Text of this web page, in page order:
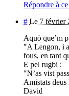
Répondre à ce
# Le 7 février
Aquò que’m
"A Lengon, i
fous, en tant
E pel rugbi :
"N’as vist
Amistats deus
David